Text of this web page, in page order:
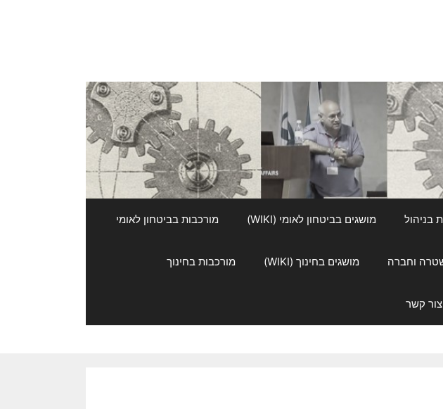
בניהול מושגים בביטחון לאומי (WIKI) מורכבות בביטחון לאומי
וחברה מושגים בחינוך (WIKI) מורכבות בחינוך
צור קשר